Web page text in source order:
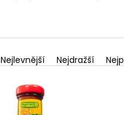
Nejlevnější Nejdražší